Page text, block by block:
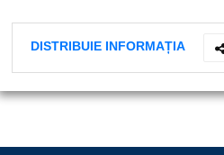
DISTRIBUIE INFORMAȚIA